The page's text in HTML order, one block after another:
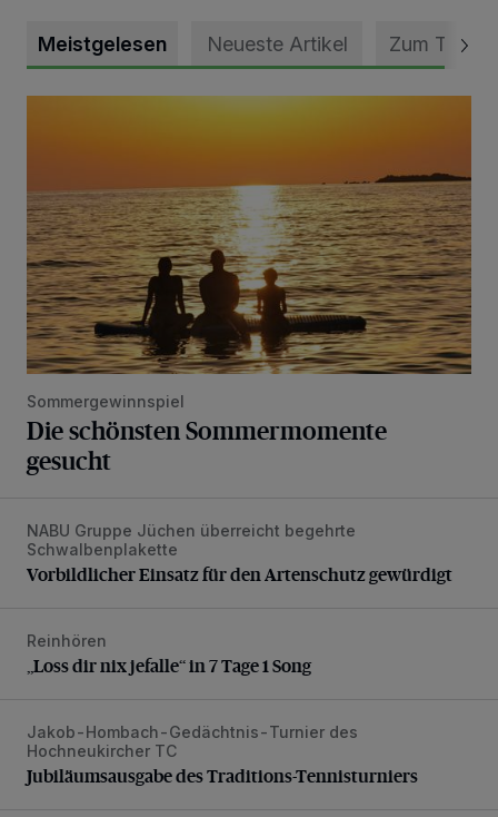
Meistgelesen Neueste Artikel Zum Thema
Die schönsten Sommermomente gesucht
Sommergewinnspiel
Die schönsten Sommermomente
gesucht
Vorbildlicher Einsatz für den Artenschutz gewürdigt
NABU Gruppe Jüchen überreicht begehrte
Schwalbenplakette
Vorbildlicher Einsatz für den Artenschutz gewürdigt
„Loss dir nix jefalle“ in 7 Tage 1 Song
Reinhören
„Loss dir nix jefalle“ in 7 Tage 1 Song
Jubiläumsausgabe des Traditions-Tennisturniers
Jakob-Hombach-Gedächtnis-Turnier des
Hochneukircher TC
Jubiläumsausgabe des Traditions-Tennisturniers